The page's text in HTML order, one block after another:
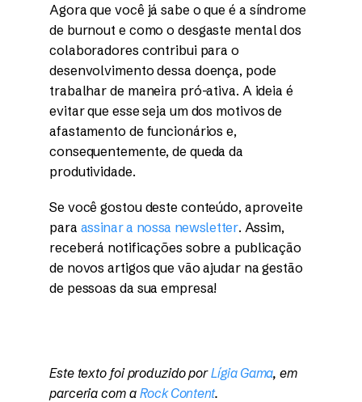
Agora que você já sabe o que é a síndrome
de burnout e como o desgaste mental dos
colaboradores contribui para o
desenvolvimento dessa doença, pode
trabalhar de maneira pró-ativa. A ideia é
evitar que esse seja um dos motivos de
afastamento de funcionários e,
consequentemente, de queda da
produtividade.
Se você gostou deste conteúdo, aproveite
para assinar a nossa newsletter. Assim,
receberá notificações sobre a publicação
de novos artigos que vão ajudar na gestão
de pessoas da sua empresa!
Este texto foi produzido porLígia Gama, em
parceria com a Rock Content.